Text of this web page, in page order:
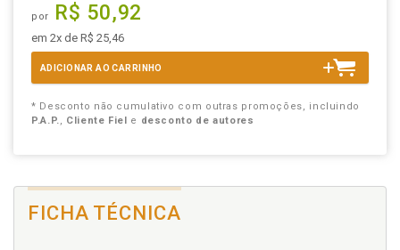
por R$ 50,92
em 2x de R$ 25,46
ADICIONAR AO CARRINHO
* Desconto não cumulativo com outras promoções, incluindo
P.A.P., Cliente Fiel e desconto de autores
FICHA TÉCNICA